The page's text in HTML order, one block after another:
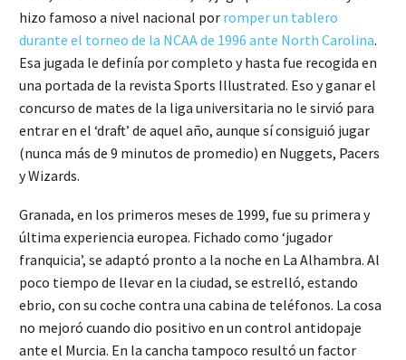
hizo famoso a nivel nacional por romper un tablero
durante el torneo de la NCAA de 1996 ante North Carolina.
Esa jugada le definía por completo y hasta fue recogida en
una portada de la revista Sports Illustrated. Eso y ganar el
concurso de mates de la liga universitaria no le sirvió para
entrar en el ‘draft’ de aquel año, aunque sí consiguió jugar
(nunca más de 9 minutos de promedio) en Nuggets, Pacers
y Wizards.
Granada, en los primeros meses de 1999, fue su primera y
última experiencia europea. Fichado como ‘jugador
franquicia’, se adaptó pronto a la noche en La Alhambra. Al
poco tiempo de llevar en la ciudad, se estrelló, estando
ebrio, con su coche contra una cabina de teléfonos. La cosa
no mejoró cuando dio positivo en un control antidopaje
ante el Murcia. En la cancha tampoco resultó un factor